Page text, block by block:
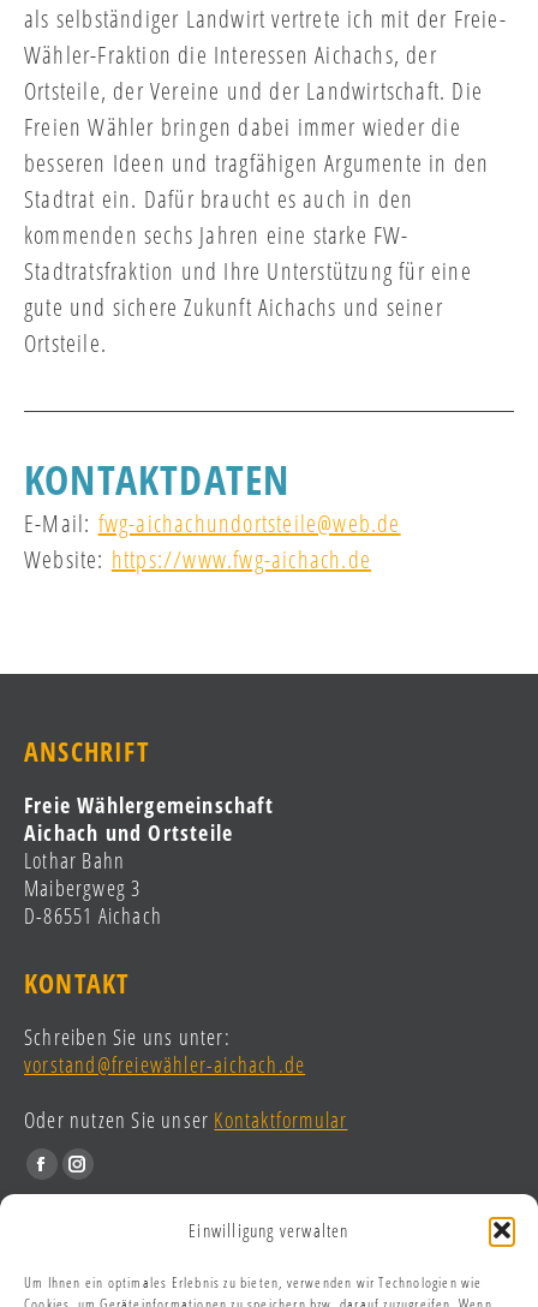
Einwilligung verwalten
Um Ihnen ein optimales Erlebnis zu bieten, verwenden wir Technologien wie
als selbständiger Landwirt vertrete ich mit der Freie-
Wähler-Fraktion die Interessen Aichachs, der
Ortsteile, der Vereine und der Landwirtschaft. Die
Freien Wähler bringen dabei immer wieder die
besseren Ideen und tragfähigen Argumente in den
Stadtrat ein. Dafür braucht es auch in den
kommenden sechs Jahren eine starke FW-
Stadtratsfraktion und Ihre Unterstützung für eine
gute und sichere Zukunft Aichachs und seiner
Ortsteile.
KONTAKTDATEN
E-Mail: fwg-aichachundortsteile@web.de
Website: https://www.fwg-aichach.de
ANSCHRIFT
Freie Wählergemeinschaft
Aichach und Ortsteile
Lothar Bahn
Maibergweg 3
D-86551 Aichach
KONTAKT
Schreiben Sie uns unter:
vorstand@freiewähler-aichach.de
Oder nutzen Sie unser Kontaktformular
Find us on:
Facebook
in
Instagram
Impressum